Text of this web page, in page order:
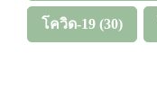
โควิด-19 (30)